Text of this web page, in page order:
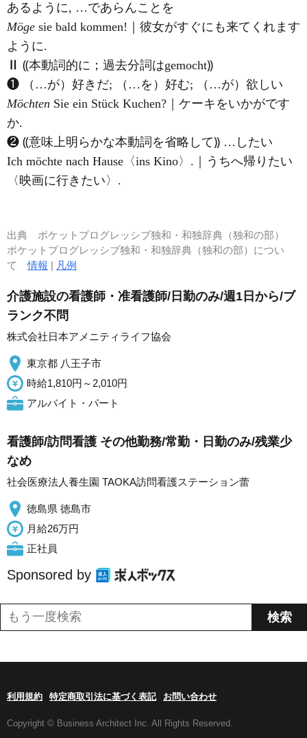
あるように, …であらんことを
Möge sie bald kommen!｜彼女がすぐにも来てくれます
ように.
⸨本動詞的に；過去分詞はgemocht⸩
❶ （…が）好きだ; （…を）好む; （…が）欲しい
Möchten Sie ein Stück Kuchen?｜ケーキをいかがです
か.
❷ ⸨意味上明らかな本動詞を省略して⸩ …したい
Ich möchte nach Hause〈ins Kino〉.｜うちへ帰りたい
〈映画に行きたい〉.
出典 ポケットプログレッシブ独和・和独辞典（独和の部）
ポケットプログレッシブ独和・和独辞典（独和の部）につい
て情報 | 凡例
介護施設の看護師・准看護師/日勤のみ/週1日から/ブ
ランク不問
株式会社日本アメニティライフ協会
東京都 八王子市
時給1,810円～2,010円
アルバイト・パート
看護師/訪問看護 その他勤務/常勤・日勤のみ/残業少
なめ
社会医療法人養生園 TAOKA訪問看護ステーション蕾
徳島県 徳島市
月給26万円
正社員
Sponsored by
利用規約 特定商取引法に基づく表記 お問い合わせ
Copyright © Business Architect Inc. All Rights Reserved.